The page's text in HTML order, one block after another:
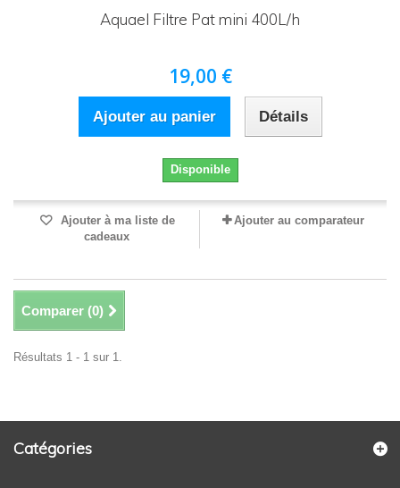
Aquael Filtre Pat mini 400L/h
19,00 €
Ajouter au panier Détails
Disponible
Ajouter à ma liste de
cadeaux
Ajouter au comparateur
Comparer (0)
Résultats 1 - 1 sur 1.
Catégories